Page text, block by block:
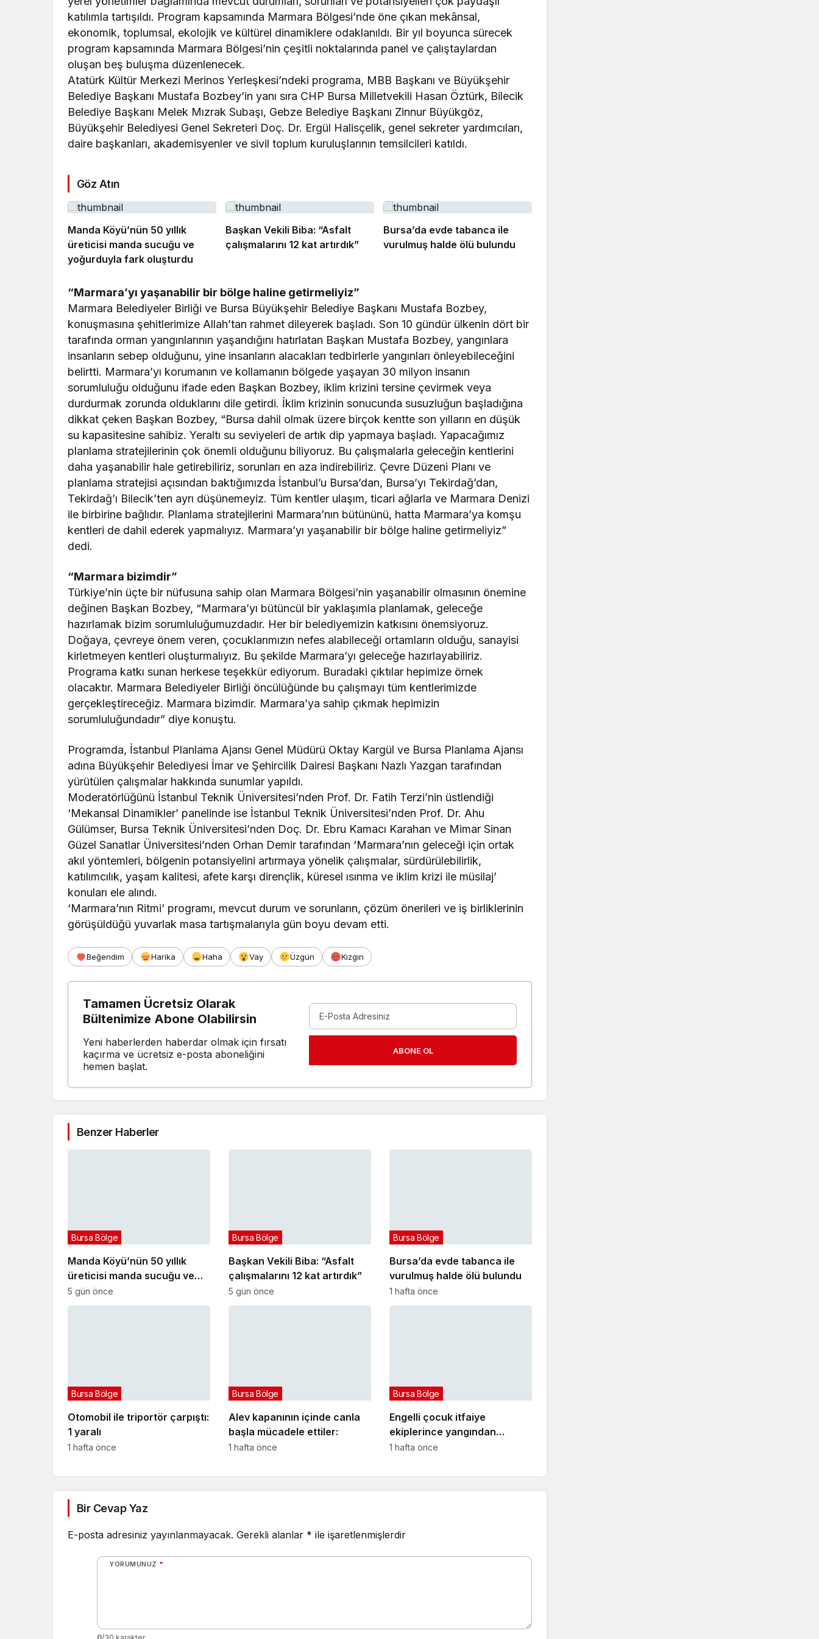
katılımla tartışıldı. Program kapsamında Marmara Bölgesi’nde öne çıkan mekânsal,
ekonomik, toplumsal, ekolojik ve kültürel dinamiklere odaklanıldı. Bir yıl boyunca sürecek
program kapsamında Marmara Bölgesi’nin çeşitli noktalarında panel ve çalıştaylardan
oluşan beş buluşma düzenlenecek.
Atatürk Kültür Merkezi Merinos Yerleşkesi’ndeki programa, MBB Başkanı ve Büyükşehir
Belediye Başkanı Mustafa Bozbey’in yanı sıra CHP Bursa Milletvekili Hasan Öztürk, Bilecik
Belediye Başkanı Melek Mızrak Subaşı, Gebze Belediye Başkanı Zinnur Büyükgöz,
Büyükşehir Belediyesi Genel Sekreteri Doç. Dr. Ergül Halisçelik, genel sekreter yardımcıları,
daire başkanları, akademisyenler ve sivil toplum kuruluşlarının temsilcileri katıldı.
Göz Atın
Manda Köyü’nün 50 yıllık
üreticisi manda sucuğu ve
yoğurduyla fark oluşturdu
Başkan Vekili Biba: “Asfalt
çalışmalarını 12 kat artırdık”
Bursa’da evde tabanca ile
vurulmuş halde ölü bulundu
“Marmara’yı yaşanabilir bir bölge haline getirmeliyiz”
Marmara Belediyeler Birliği ve Bursa Büyükşehir Belediye Başkanı Mustafa Bozbey,
konuşmasına şehitlerimize Allah’tan rahmet dileyerek başladı. Son 10 gündür ülkenin dört bir
tarafında orman yangınlarının yaşandığını hatırlatan Başkan Mustafa Bozbey, yangınlara
insanların sebep olduğunu, yine insanların alacakları tedbirlerle yangınları önleyebileceğini
belirtti. Marmara’yı korumanın ve kollamanın bölgede yaşayan 30 milyon insanın
sorumluluğu olduğunu ifade eden Başkan Bozbey, iklim krizini tersine çevirmek veya
durdurmak zorunda olduklarını dile getirdi. İklim krizinin sonucunda susuzluğun başladığına
dikkat çeken Başkan Bozbey, “Bursa dahil olmak üzere birçok kentte son yılların en düşük
su kapasitesine sahibiz. Yeraltı su seviyeleri de artık dip yapmaya başladı. Yapacağımız
planlama stratejilerinin çok önemli olduğunu biliyoruz. Bu çalışmalarla geleceğin kentlerini
daha yaşanabilir hale getirebiliriz, sorunları en aza indirebiliriz. Çevre Düzeni Planı ve
planlama stratejisi açısından baktığımızda İstanbul’u Bursa’dan, Bursa’yı Tekirdağ’dan,
Tekirdağ’ı Bilecik’ten ayrı düşünemeyiz. Tüm kentler ulaşım, ticari ağlarla ve Marmara Denizi
ile birbirine bağlıdır. Planlama stratejilerini Marmara’nın bütününü, hatta Marmara’ya komşu
kentleri de dahil ederek yapmalıyız. Marmara’yı yaşanabilir bir bölge haline getirmeliyiz”
dedi.
“Marmara bizimdir”
Türkiye’nin üçte bir nüfusuna sahip olan Marmara Bölgesi’nin yaşanabilir olmasının önemine
değinen Başkan Bozbey, “Marmara’yı bütüncül bir yaklaşımla planlamak, geleceğe
hazırlamak bizim sorumluluğumuzdadır. Her bir belediyemizin katkısını önemsiyoruz.
Doğaya, çevreye önem veren, çocuklarımızın nefes alabileceği ortamların olduğu, sanayisi
kirletmeyen kentleri oluşturmalıyız. Bu şekilde Marmara’yı geleceğe hazırlayabiliriz.
Programa katkı sunan herkese teşekkür ediyorum. Buradaki çıktılar hepimize örnek
olacaktır. Marmara Belediyeler Birliği öncülüğünde bu çalışmayı tüm kentlerimizde
gerçekleştireceğiz. Marmara bizimdir. Marmara’ya sahip çıkmak hepimizin
sorumluluğundadır” diye konuştu.
Programda, İstanbul Planlama Ajansı Genel Müdürü Oktay Kargül ve Bursa Planlama Ajansı
adına Büyükşehir Belediyesi İmar ve Şehircilik Dairesi Başkanı Nazlı Yazgan tarafından
yürütülen çalışmalar hakkında sunumlar yapıldı.
Moderatörlüğünü İstanbul Teknik Üniversitesi’nden Prof. Dr. Fatih Terzi’nin üstlendiği
‘Mekansal Dinamikler’ panelinde ise İstanbul Teknik Üniversitesi’nden Prof. Dr. Ahu
Gülümser, Bursa Teknik Üniversitesi’nden Doç. Dr. Ebru Kamacı Karahan ve Mimar Sinan
Güzel Sanatlar Üniversitesi’nden Orhan Demir tarafından ‘Marmara’nın geleceği için ortak
akıl yöntemleri, bölgenin potansiyelini artırmaya yönelik çalışmalar, sürdürülebilirlik,
katılımcılık, yaşam kalitesi, afete karşı dirençlik, küresel ısınma ve iklim krizi ile müsilaj’
konuları ele alındı.
‘Marmara’nın Ritmi’ programı, mevcut durum ve sorunların, çözüm önerileri ve iş birliklerinin
görüşüldüğü yuvarlak masa tartışmalarıyla gün boyu devam etti.
Beğendim Harika Haha Vay Üzgün Kızgın
Tamamen Ücretsiz Olarak
Bültenimize Abone Olabilirsin
Yeni haberlerden haberdar olmak için fırsatı
kaçırma ve ücretsiz e-posta aboneliğini
hemen başlat.
ABONE OL
Benzer Haberler
Manda Köyü’nün 50 yıllık
üreticisi manda sucuğu ve
yoğurduyla fark oluşturdu
Bursa Bölge
5 gün önce
Başkan Vekili Biba: “Asfalt
çalışmalarını 12 kat artırdık”
Bursa Bölge
5 gün önce
Bursa’da evde tabanca ile
vurulmuş halde ölü bulundu
Bursa Bölge
1 hafta önce
Otomobil ile triportör çarpıştı:
1 yaralı
Bursa Bölge
1 hafta önce
Alev kapanının içinde canla
başla mücadele ettiler:
Bursa Bölge
1 hafta önce
Engelli çocuk itfaiye
ekiplerince yangından
kurtarıldı
Bursa Bölge
1 hafta önce
Bir Cevap Yaz
E-posta adresiniz yayınlanmayacak. Gerekli alanlar * ile işaretlenmişlerdir
YORUMUNUZ *